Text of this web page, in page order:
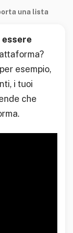
una lista
essere
esempio,
i tuoi
che